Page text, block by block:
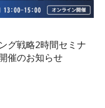
グ戦略2時間セミナ
催のお知らせ